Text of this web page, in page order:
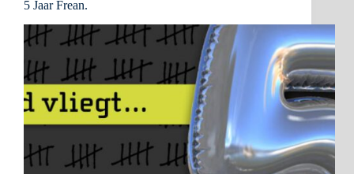
5 Jaar Frean.